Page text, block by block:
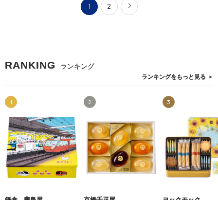
1 2
RANKING ランキング
ランキングをもっと見る ＞
1 2 3